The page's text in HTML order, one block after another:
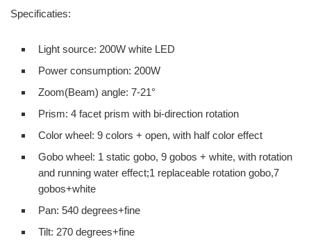
Specificaties:
Light source: 200W white LED
Power consumption: 200W
Zoom(Beam) angle: 7-21°
Prism: 4 facet prism with bi-direction rotation
Color wheel: 9 colors + open, with half color effect
Gobo wheel: 1 static gobo, 9 gobos + white, with rotation
and running water effect;1 replaceable rotation gobo,7
gobos+white
Pan: 540 degrees+fine
Tilt: 270 degrees+fine